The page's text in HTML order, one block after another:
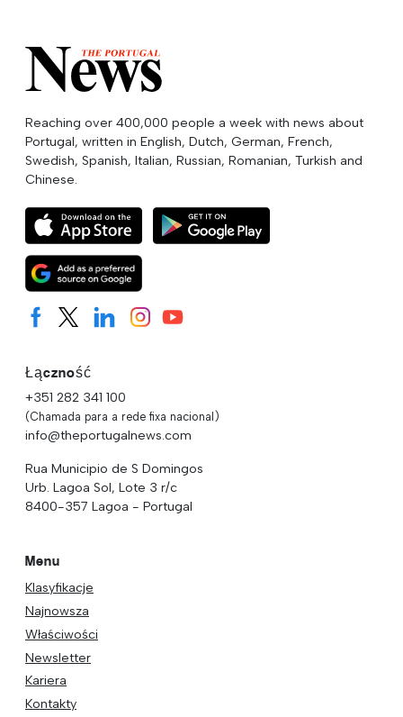
Reaching over 400,000 people a week with news about
Portugal, written in English, Dutch, German, French,
Swedish, Spanish, Italian, Russian, Romanian, Turkish and
Chinese.
Łączność
+351 282 341 100
(Chamada para a rede fixa nacional)
info@theportugalnews.com
Rua Municipio de S Domingos
Urb. Lagoa Sol, Lote 3 r/c
8400-357 Lagoa - Portugal
Menu
Klasyfikacje
Najnowsza
Właściwości
Newsletter
Kariera
Kontakty